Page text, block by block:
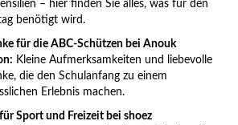
– hier finden Sie alles, was für den
benötigt wird.
für die ABC-Schützen bei Anouk
Kleine Aufmerksamkeiten und liebevolle
die den Schulanfang zu einem
Erlebnis machen.
Sport und Freizeit bei shoez